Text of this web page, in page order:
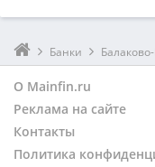
Банки
О Mainfin.ru
Реклама на сайте
Контакты
Политика